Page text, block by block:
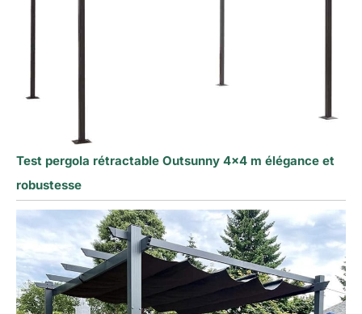
Test pergola rétractable Outsunny 4×4 m élégance et
robustesse